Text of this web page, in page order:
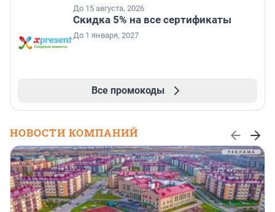
До 15 августа, 2026
Скидка 5% на все сертификаты
До 1 января, 2027
Все промокоды
НОВОСТИ КОМПАНИЙ